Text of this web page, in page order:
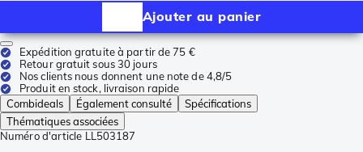
Ajouter au panier
Expédition gratuite à partir de 75 €
Retour gratuit sous 30 jours
Nos clients nous donnent une note de 4,8/5
Produit en stock, livraison rapide
Combideals
Également consulté
Spécifications
Thématiques associées
Numéro d'article LL503187